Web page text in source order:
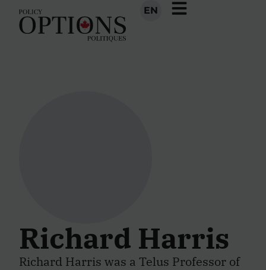
EN
Richard Harris
Richard Harris was a Telus Professor of